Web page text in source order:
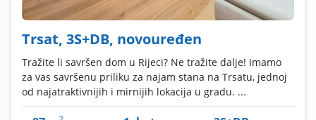
Trsat, 3S+DB, novouređen
Tražite li savršen dom u Rijeci? Ne tražite dalje! Imamo
za vas savršenu priliku za najam stana na Trsatu, jednoj
od najatraktivnijih i mirnijih lokacija u gradu. ...